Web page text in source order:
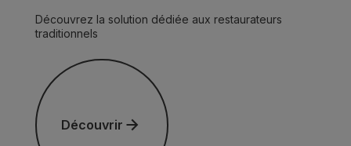
Découvrez la solution dédiée aux restaurateurs
traditionnels
Découvrir
Découvrir